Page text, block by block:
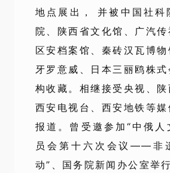
地点展出， 并被中国社科
院、陕西省文化馆、广汽传
区安档案馆、秦砖汉瓦博物
牙罗意威、日本三丽鸥株式
构收藏。相继接受央视、陕
西安电视台、西安地铁等媒
报道。曾受邀参加“中俄人
员会第十六次会议——非
动”、国务院新闻办公室举